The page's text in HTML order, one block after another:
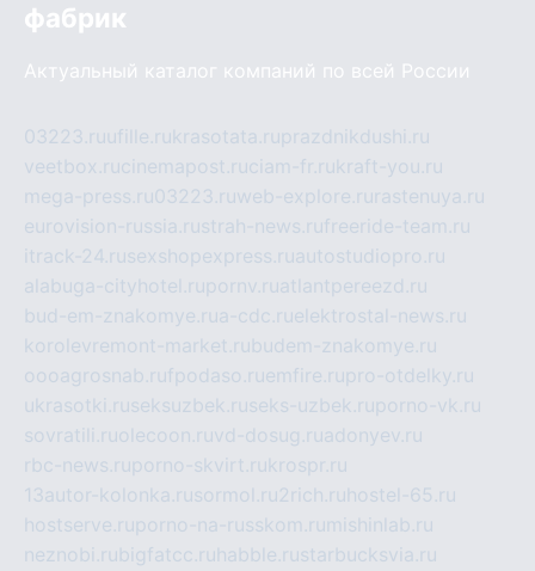
фабрик
Актуальный каталог компаний по всей России
03223.ruufille.rukrasotata.ruprazdnikdushi.ru
veetbox.rucinemapost.ruciam-fr.rukraft-you.ru
mega-press.ru03223.ruweb-explore.ru rastenuya.ru
eurovision-russia.rustrah-news.rufreeride-team.ru
itrack-24.rusexshopexpress.ruautostudiopro.ru
alabuga-cityhotel.rupornv.ruatlantpereezd.ru
bud-em-znakomye.rua-cdc.ruelektrostal-news.ru
korolevremont-market.rubudem-znakomye.ru
oooagrosnab.rufpodaso.ruemfire.rupro-otdelky.ru
ukrasotki.ruseksuzbek.ruseks-uzbek.ruporno-vk.ru
sovratili.ruolecoon.ruvd-dosug.ruadonyev.ru
rbc-news.ruporno-skvirt.rukrospr.ru
13autor-kolonka.rusormol.ru2rich.ru hostel-65.ru
hostserve.ruporno-na-russkom.ru mishinlab.ru
neznobi.rubigfatcc.ru habble.rustarbucksvia.ru